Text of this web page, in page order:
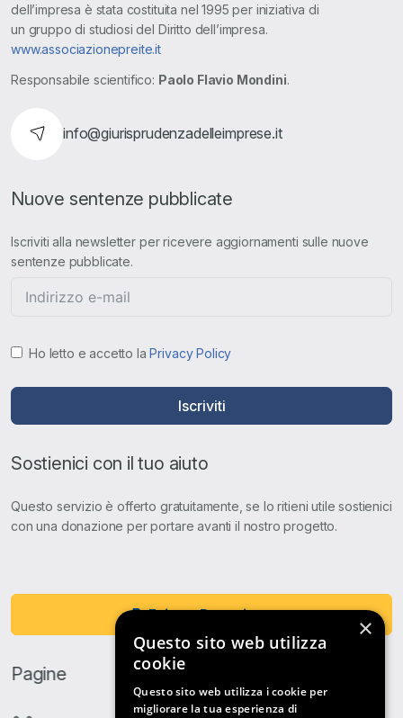
dell’impresa è stata costituita nel 1995 per iniziativa di
un gruppo di studiosi del Diritto dell’impresa.
www.associazionepreite.it
Responsabile scientifico: Paolo Flavio Mondini.
info@giurisprudenzadelleimprese.it
Nuove sentenze pubblicate
Iscriviti alla newsletter per ricevere aggiornamenti sulle nuove
sentenze pubblicate.
Ho letto e accetto laPrivacy Policy
Iscriviti
Sostienici con il tuo aiuto
Questo servizio è offerto gratuitamente, se lo ritieni utile sostienici
con una donazione per portare avanti il nostro progetto.
Fai una Donazione
Pagine
×
Questo sito web utilizza
cookie
Questo sito web utilizza i cookie per
migliorare la tua esperienza di